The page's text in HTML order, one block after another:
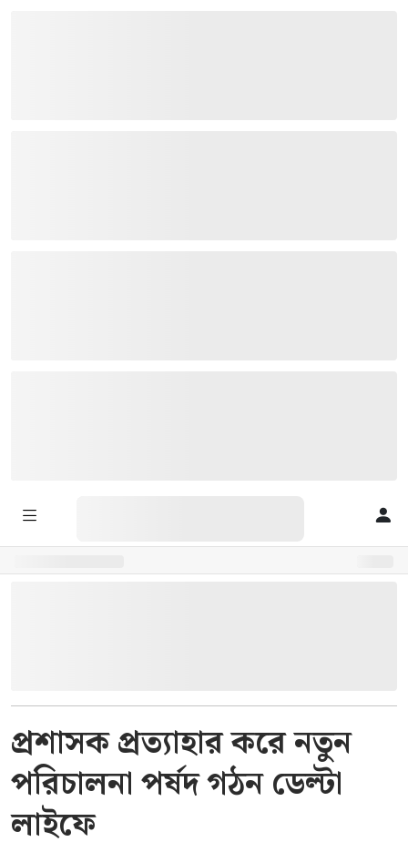
প্রশাসক প্রত্যাহার করে নতুন
পরিচালনা পর্ষদ গঠন ডেল্টা
লাইফে